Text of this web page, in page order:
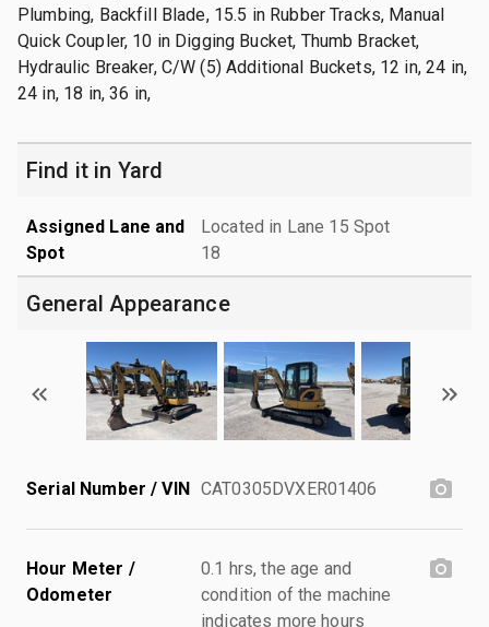
Plumbing, Backfill Blade, 15.5 in Rubber Tracks, Manual
Quick Coupler, 10 in Digging Bucket, Thumb Bracket,
Hydraulic Breaker, C/W (5) Additional Buckets, 12 in, 24 in,
24 in, 18 in, 36 in,
Find it in Yard
Assigned Lane and
Spot
Located in Lane 15 Spot
18
General Appearance
Serial Number / VIN CAT0305DVXER01406
Hour Meter /
Odometer
0.1 hrs, the age and
condition of the machine
indicates more hours